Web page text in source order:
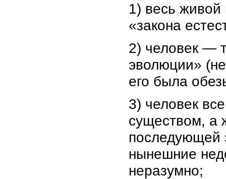
1) весь
«закона
2) человек —
эволюции»
его была
3) человек
существом, а
последующей
нынешние
неразумно;